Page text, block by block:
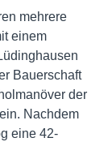
mehrere
einem
Bauerschaft
der
Nachdem
eine 42-